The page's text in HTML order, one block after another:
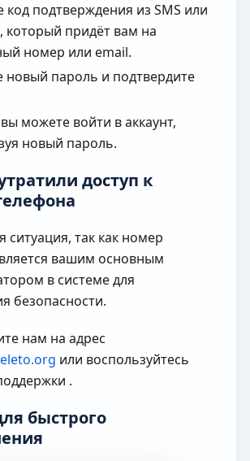
код подтверждения из SMS или
который придёт вам на
номер или email.
новый пароль и подтвердите
можете войти в аккаунт,
новый пароль.
доступ к
ситуация, так как номер
вашим основным
в системе для
безопасности.
нам на адрес
или воспользуйтесь
.
быстрого